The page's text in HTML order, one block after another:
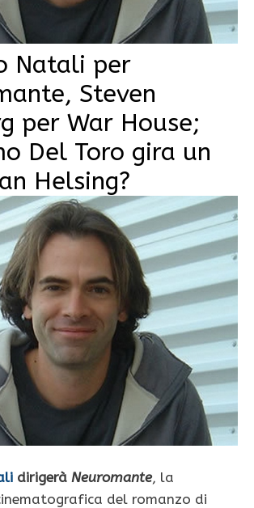
Natali per
Steven
per War House;
Del Toro gira un
Helsing?
dirigerà Neuromante, la
del romanzo di